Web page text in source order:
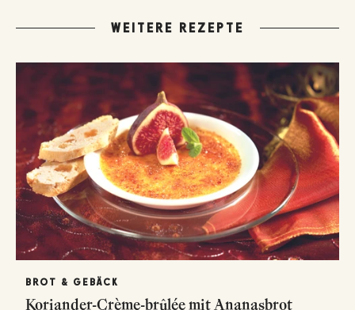
WEITERE REZEPTE
BROT & GEBÄCK
Koriander-Crème-brûlée mit Ananasbrot